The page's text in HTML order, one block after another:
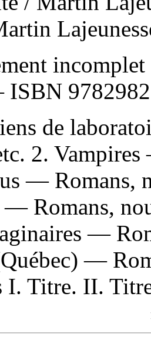
ISBN
de
2.
— Romans,
— Romans,
—
—
I. Titre. II.